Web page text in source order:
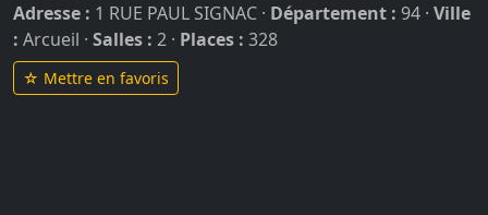
Adresse : 1 RUE PAUL SIGNAC · Département : 94 · Ville
: Arcueil · Salles : 2 · Places : 328
☆ Mettre en favoris